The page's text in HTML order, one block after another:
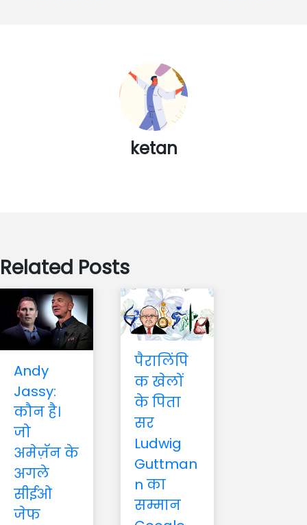
ketan
Related Posts
Andy
Jassy:
कौन है।
जो
अमेज़ॅन के
अगले
सीईओ
जेफ
पैरालिंपि
क खेलों
के पिता
सर
Ludwig
Guttman
n का
सम्मान